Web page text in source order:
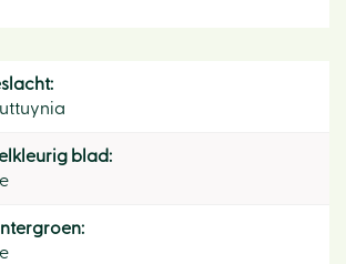
blad: